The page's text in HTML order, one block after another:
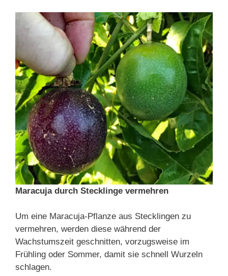
Maracuja durch Stecklinge vermehren
Um eine Maracuja-Pflanze aus Stecklingen zu
vermehren, werden diese während der
Wachstumszeit geschnitten, vorzugsweise im
Frühling oder Sommer, damit sie schnell Wurzeln
schlagen.